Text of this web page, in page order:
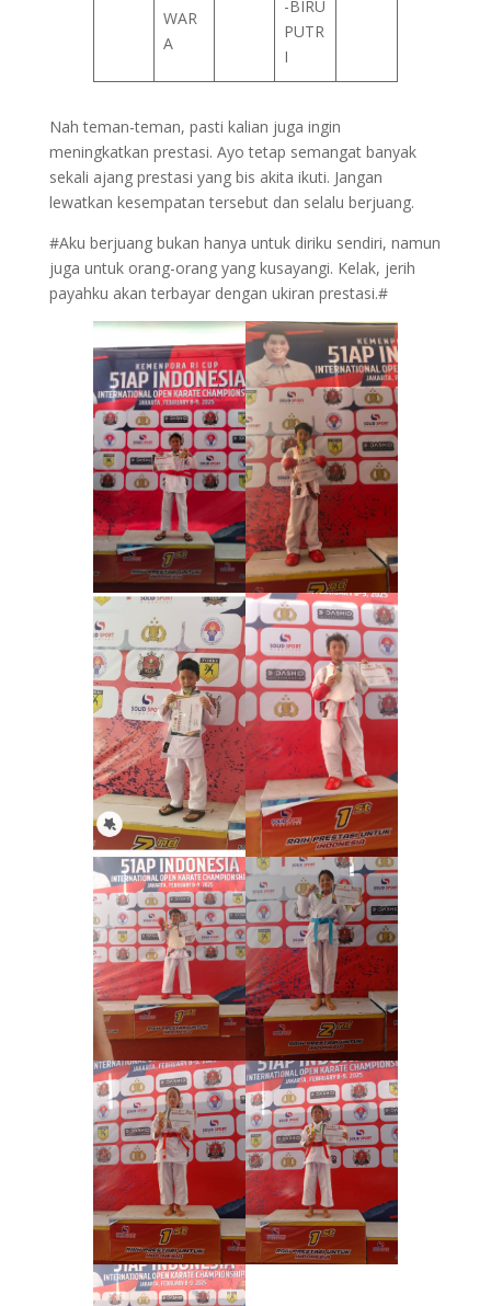
WAR
A
-BIRU
PUTR
I
Nah teman-teman, pasti kalian juga ingin
meningkatkan prestasi. Ayo tetap semangat banyak
sekali ajang prestasi yang bis akita ikuti. Jangan
lewatkan kesempatan tersebut dan selalu berjuang.
#Aku berjuang bukan hanya untuk diriku sendiri, namun
juga untuk orang-orang yang kusayangi. Kelak, jerih
payahku akan terbayar dengan ukiran prestasi.#